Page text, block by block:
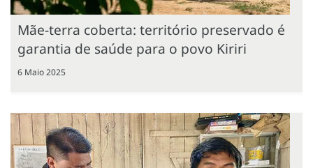
Mãe-terra coberta: território preservado é
garantia de saúde para o povo Kiriri
6 Maio 2025